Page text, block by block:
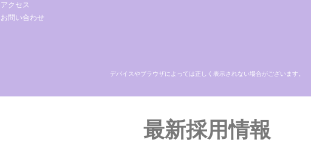
アクセス
お問い合わせ
デバイスやブラウザによっては正しく表示されない場合がございます。
最新採用情報